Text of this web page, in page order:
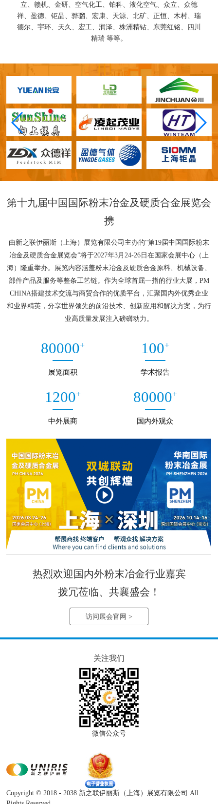
立、赣机、金研、空气化工、铂科、液化空气、众立、众德
祥、盈德、钜晶、骅骝、宏康、天源、北矿、正恒、木村、瑞
德尔、宇环、天久、宏工、润泽、株洲精钻、东莞红铭、四川
精瑞 等等。
第十九届中国国际粉末冶金及硬质合金展览会
携
由新之联伊丽斯（上海）展览有限公司主办的“第19届中国国际粉末
冶金及硬质合金展览会”将于2027年3月24-26日在国家会展中心（上
海）隆重举办。展览内容涵盖粉末冶金及硬质合金原料、机械设备、
部件产品及服务等整条工艺链。作为全球首屈一指的行业大展，PM
CHINA搭建技术交流与商贸合作的优质平台，汇聚国内外优秀企业
和业界精英，分享世界领先的前沿技术、创新应用和解决方案，为行
业高质量发展注入磅礴动力。
80000+
展览面积
100+
学术报告
1200+
中外展商
80000+
国内外观众
热烈欢迎国内外粉末冶金行业嘉宾
拨冗莅临、共襄盛会！
访问展会官网 >
关注我们
微信公众号
Copyright © 2018 - 2038 新之联伊丽斯（上海）展览有限公司 All